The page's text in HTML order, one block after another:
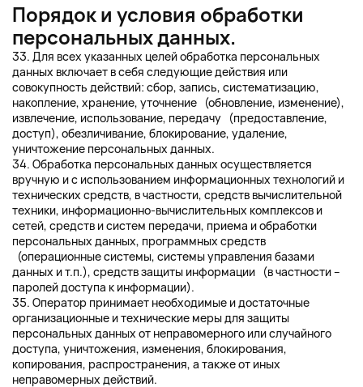
Порядок и условия обработки
персональных данных.
33. Для всех указанных целей обработка персональных
данных включает в себя следующие действия или
совокупность действий: сбор, запись, систематизацию,
накопление, хранение, уточнение (обновление, изменение),
извлечение, использование, передачу (предоставление,
доступ), обезличивание, блокирование, удаление,
уничтожение персональных данных.
34. Обработка персональных данных осуществляется
вручную и с использованием информационных технологий и
технических средств, в частности, средств вычислительной
техники, информационно-вычислительных комплексов и
сетей, средств и систем передачи, приема и обработки
персональных данных, программных средств
(операционные системы, системы управления базами
данных и т.п.), средств защиты информации (в частности –
паролей доступа к информации).
35. Оператор принимает необходимые и достаточные
организационные и технические меры для защиты
персональных данных от неправомерного или случайного
доступа, уничтожения, изменения, блокирования,
копирования, распространения, а также от иных
неправомерных действий.